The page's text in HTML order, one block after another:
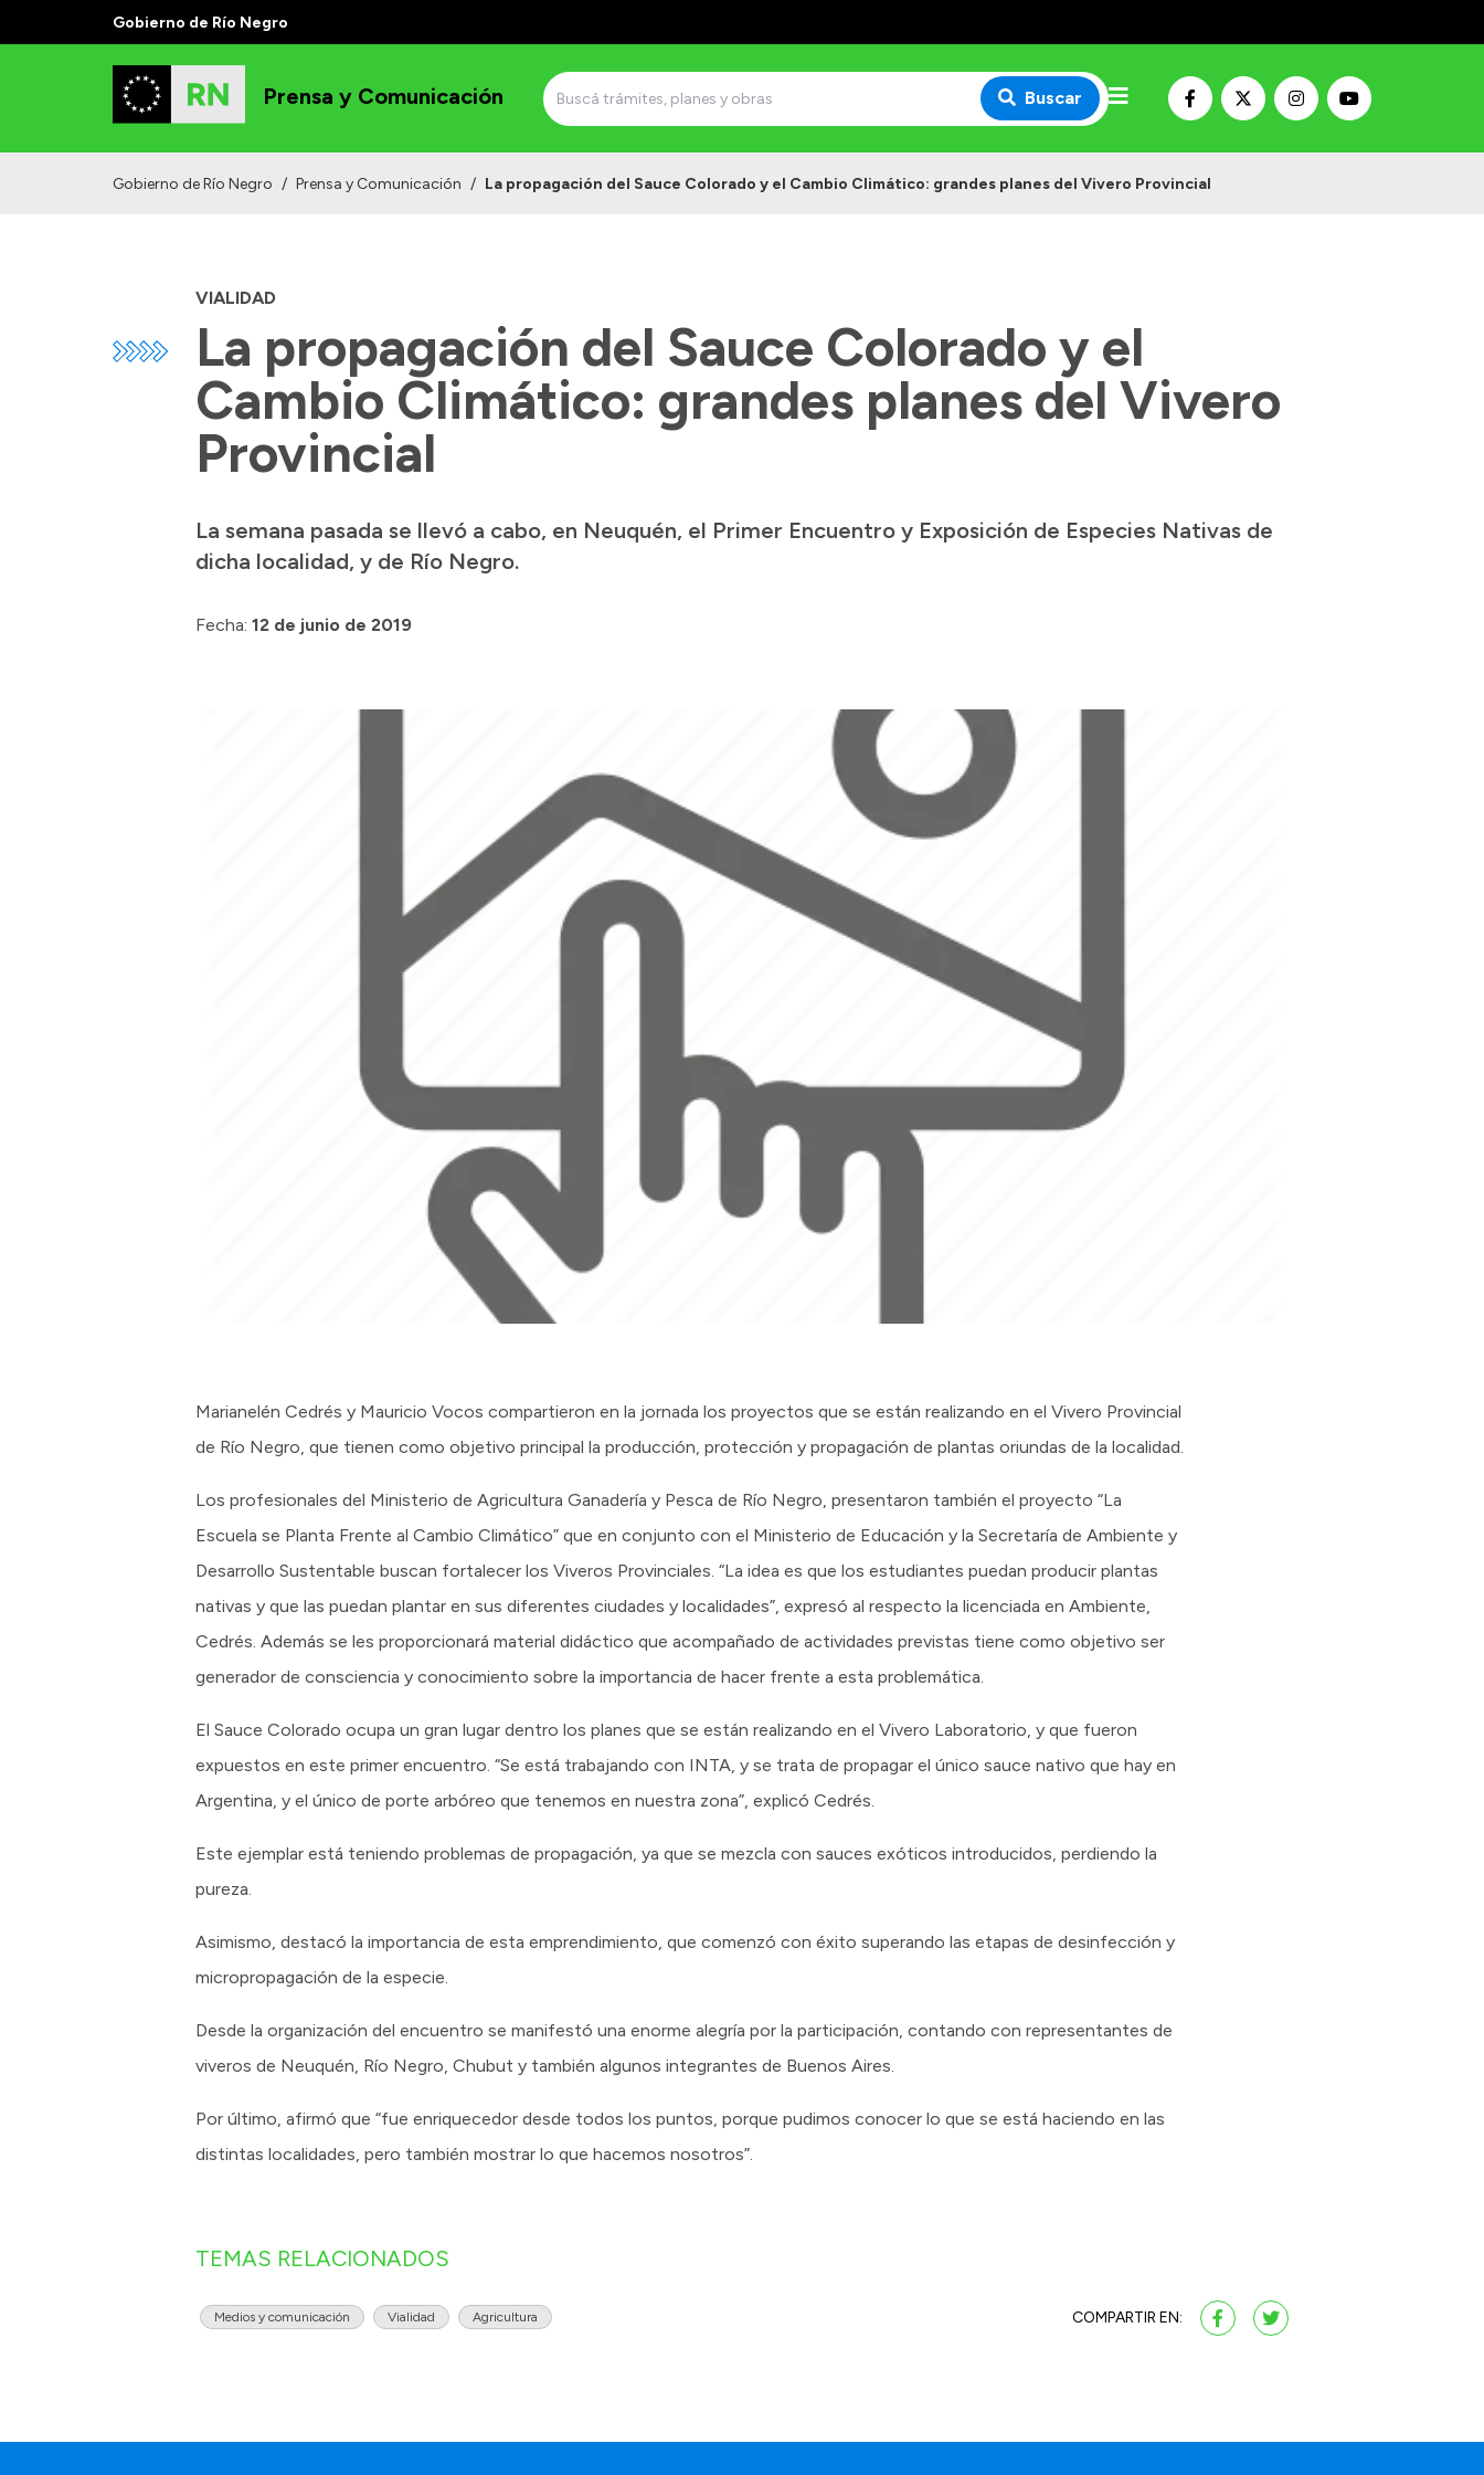
Gobierno de Río Negro
Prensa y Comunicación Buscar
Gobierno de Río Negro / Prensa y Comunicación / La propagación del Sauce Colorado y el Cambio Climático: grandes planes del Vivero Provincial
VIALIDAD
La propagación del Sauce Colorado y el
Cambio Climático: grandes planes del Vivero
Provincial
La semana pasada se llevó a cabo, en Neuquén, el Primer Encuentro y Exposición de Especies Nativas de
dicha localidad, y de Río Negro.
Fecha: 12 de junio de 2019
Marianelén Cedrés y Mauricio Vocos compartieron en la jornada los proyectos que se están realizando en el Vivero Provincial
de Río Negro, que tienen como objetivo principal la producción, protección y propagación de plantas oriundas de la localidad.
Los profesionales del Ministerio de Agricultura Ganadería y Pesca de Río Negro, presentaron también el proyecto “La
Escuela se Planta Frente al Cambio Climático” que en conjunto con el Ministerio de Educación y la Secretaría de Ambiente y
Desarrollo Sustentable buscan fortalecer los Viveros Provinciales. “La idea es que los estudiantes puedan producir plantas
nativas y que las puedan plantar en sus diferentes ciudades y localidades”, expresó al respecto la licenciada en Ambiente,
Cedrés. Además se les proporcionará material didáctico que acompañado de actividades previstas tiene como objetivo ser
generador de consciencia y conocimiento sobre la importancia de hacer frente a esta problemática.
El Sauce Colorado ocupa un gran lugar dentro los planes que se están realizando en el Vivero Laboratorio, y que fueron
expuestos en este primer encuentro. “Se está trabajando con INTA, y se trata de propagar el único sauce nativo que hay en
Argentina, y el único de porte arbóreo que tenemos en nuestra zona”, explicó Cedrés.
Este ejemplar está teniendo problemas de propagación, ya que se mezcla con sauces exóticos introducidos, perdiendo la
pureza.
Asimismo, destacó la importancia de esta emprendimiento, que comenzó con éxito superando las etapas de desinfección y
micropropagación de la especie.
Desde la organización del encuentro se manifestó una enorme alegría por la participación, contando con representantes de
viveros de Neuquén, Río Negro, Chubut y también algunos integrantes de Buenos Aires.
Por último, afirmó que “fue enriquecedor desde todos los puntos, porque pudimos conocer lo que se está haciendo en las
distintas localidades, pero también mostrar lo que hacemos nosotros”.
TEMAS RELACIONADOS
Medios y comunicación Vialidad Agricultura COMPARTIR EN: